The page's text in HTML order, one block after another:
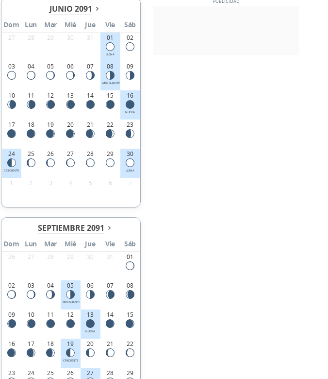
JUNIO 2091
Dom Lun Mar Mié Jue Vie Sáb
27 28 29 30 31 01
LLENA
02
03 04 05 06 07 08
MENGUANTE
09
10 11 12 13 14 15 16
NUEVA
17 18 19 20 21 22 23
24
CRECIENTE
25 26 27 28 29 30
LLENA
1 2 3 4 5 6 7
SEPTIEMBRE 2091
Dom Lun Mar Mié Jue Vie Sáb
26 27 28 29 30 31 01
02 03 04 05
MENGUANTE
06 07 08
09 10 11 12 13
NUEVA
14 15
16 17 18 19
CRECIENTE
20 21 22
23 24 25 26 27 28 29